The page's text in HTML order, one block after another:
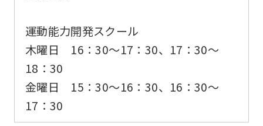
運動能力開発スクール
木曜日 16：30〜17：30、17：30～
18：30
金曜日 15：30〜16：30、16：30～
17：30
before
using
service.